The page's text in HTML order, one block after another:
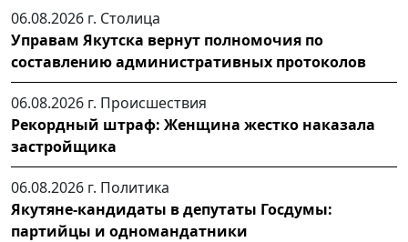
06.08.2026 г. Столица
Управам Якутска вернут полномочия по
составлению административных протоколов
06.08.2026 г. Происшествия
Рекордный штраф: Женщина жестко наказала
застройщика
06.08.2026 г. Политика
Якутяне-кандидаты в депутаты Госдумы:
партийцы и одномандатники